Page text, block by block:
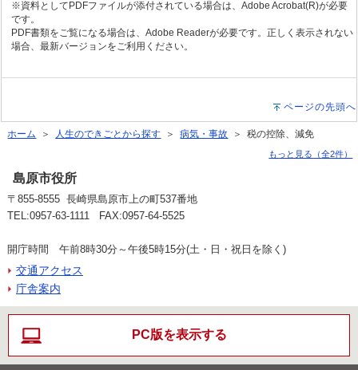
※資料としてPDFファイルが添付されている場合は、Adobe Acrobat(R)が必要
です。
PDF書類をご覧になる場合は、Adobe Readerが必要です。正しく表示されない
場合、最新バージョンをご利用ください。
ページの先頭へ
ホーム ＞ 人生のできごとから探す ＞病気・事故 ＞ 税の控除、減免
もっと見る（全2件）
島原市役所
〒855-8555 長崎県島原市上の町537番地
TEL:0957-63-1111 FAX:0957-64-5525
開庁時間 午前8時30分～午後5時15分(土・日・祝日を除く)
交通アクセス
庁舎案内
PC版を表示する